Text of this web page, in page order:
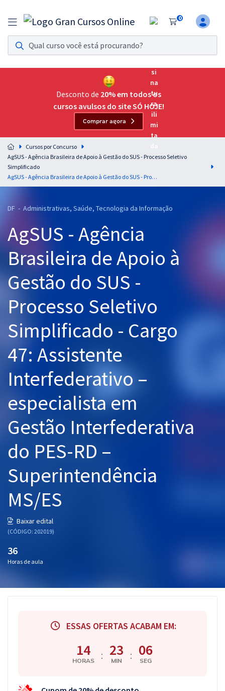
0
Assinatura Ilimitada 11
Acesso a todos os cursos. Teste grátis por 7 dias!
Assinatura OAB Até Passar
Acesso ilimitado a toda preparação para o Exame da
Residências Multiprofissionais
Preparação completa e intensiva para as principais
residências em saúde do Brasil
Concursos
Pós
Graduação
OAB
Mentorias
Questões grátis
Conteúdo gratuito
Desconto de 20% em todos os
cursos avulsos do site SÓ HOJE!
Comprar agora
Cursos por Concurso
AgSUS - Agência Brasileira de Apoio à Gestão do SUS - Processo Seletivo
Simplificado
AgSUS - Agência Brasileira de Apoio à Gestão do SUS - Processo Seletivo Simplificado - Cargo 47: Assistente Interfederativo – especialista em Gestão Interfederativa do PES‐RD – Superintendência MS/ES
DF - Administrativas, Saúde, Tecnologia da Informação
AgSUS - Agência
Brasileira de Apoio à
Gestão do SUS -
Processo Seletivo
Simplificado - Cargo
47: Assistente
Interfederativo –
especialista em
Gestão Interfederativa
do PES‐RD –
Superintendência
MS/ES
Baixar edital
(CÓDIGO: 202019)
36
Horas de aula
ESSAS OFERTAS ACABAM EM:
14
HORAS : 23
MIN : 06
SEG